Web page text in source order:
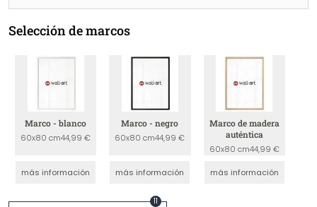
Selección de marcos
Marco - blanco
60x80 cm44,99 €
más información
Marco - negro
60x80 cm44,99 €
más información
Marco de madera
auténtica
60x80 cm44,99 €
más información
11